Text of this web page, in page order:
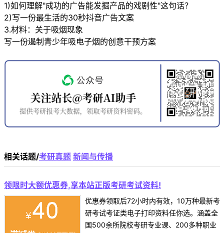
1)如何理解"成功的广告能发掘产品的戏剧性"这句话？
2)写一份最生活的30秒抖音广告文案
3.材料：关于吸烟现象
写一份遏制青少年吸电子烟的创意干预方案
相关话题/考研真题 新闻与传播
领限时大额优惠券,享本站正版考研考试资料!
优惠券领取后72小时内有效，10万种最新考
研考试考证类电子打印资料任你选。涵盖全
国500余所院校考研专业课、200多种职业